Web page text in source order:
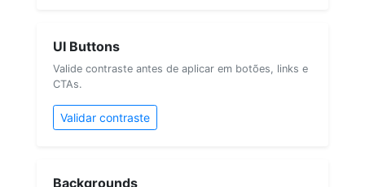
UI Buttons
Valide contraste antes de aplicar em botões, links e
CTAs.
Validar contraste
Backgrounds